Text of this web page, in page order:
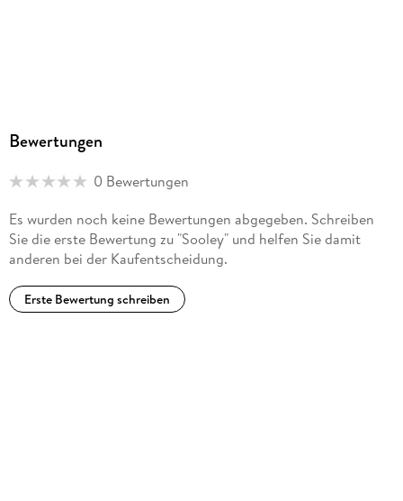
Bewertungen
0 Bewertungen
Es wurden noch keine Bewertungen abgegeben. Schreiben
Sie die erste Bewertung zu "Sooley" und helfen Sie damit
anderen bei der Kaufentscheidung.
Erste Bewertung schreiben